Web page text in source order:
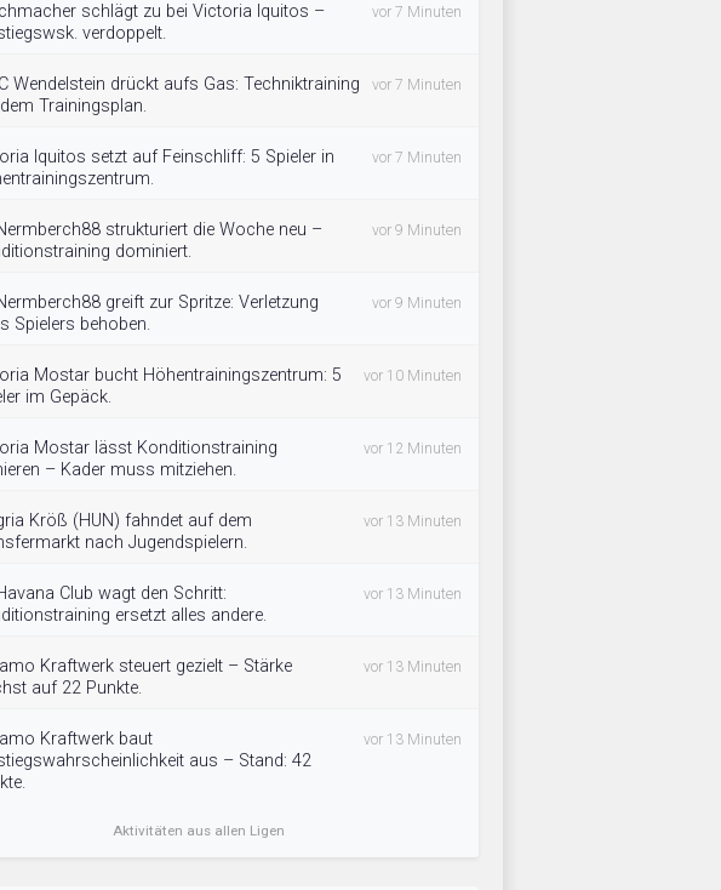
schlägt zu bei Victoria Iquitos –
verdoppelt.
vor 7 Minuten
Wendelstein drückt aufs Gas: Techniktraining
Trainingsplan.
vor 7 Minuten
Iquitos setzt auf Feinschliff: 5 Spieler in
vor 7 Minuten
strukturiert die Woche neu –
dominiert.
vor 9 Minuten
greift zur Spritze: Verletzung
Spielers behoben.
vor 9 Minuten
Mostar bucht Höhentrainingszentrum: 5
im Gepäck.
vor 10 Minuten
Mostar lässt Konditionstraining
– Kader muss mitziehen.
vor 12 Minuten
Kröß (HUN) fahndet auf dem
nach Jugendspielern.
vor 13 Minuten
Club wagt den Schritt:
ersetzt alles andere.
vor 13 Minuten
Kraftwerk steuert gezielt – Stärke
auf 22 Punkte.
vor 13 Minuten
Kraftwerk baut
aus – Stand: 42
vor 13 Minuten
Aktivitäten aus allen Ligen